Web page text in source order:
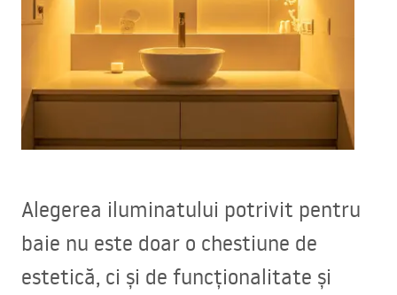
Alegerea iluminatului potrivit pentru
baie nu este doar o chestiune de
estetică, ci și de funcționalitate și